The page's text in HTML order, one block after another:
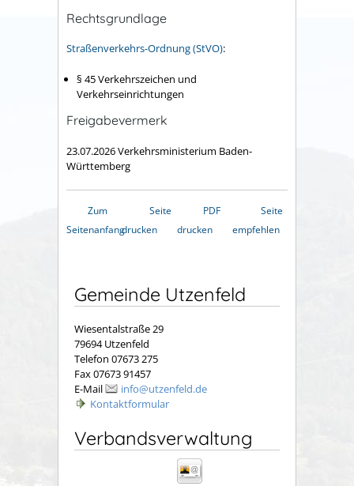
Rechtsgrundlage
Straßenverkehrs-Ordnung (StVO):
§ 45 Verkehrszeichen und
Verkehrseinrichtungen
Freigabevermerk
23.07.2026 Verkehrsministerium Baden-
Württemberg
Zum
Seitenanfang
Seite
drucken
PDF
drucken
Seite
empfehlen
Gemeinde Utzenfeld
Wiesentalstraße 29
79694 Utzenfeld
Telefon 07673 275
Fax 07673 91457
E-Mail
info@utzenfeld.de
Kontaktformular
Verbandsverwaltung